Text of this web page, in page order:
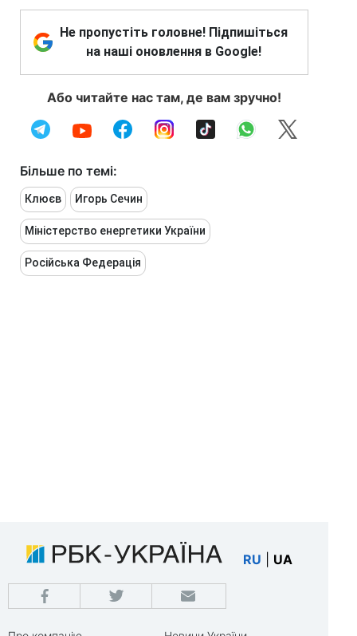
Не пропустіть головне! Підпишіться
на наші оновлення в Google!
Або читайте нас там, де вам зручно!
Більше по темі:
Клюєв Игорь Сечин
Міністерство енергетики України
Російська Федерація
RU UA